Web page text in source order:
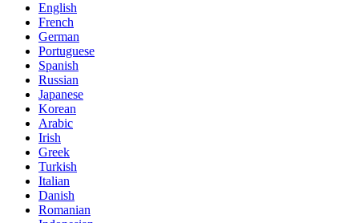
English
French
German
Portuguese
Spanish
Russian
Japanese
Korean
Arabic
Irish
Greek
Turkish
Italian
Danish
Romanian